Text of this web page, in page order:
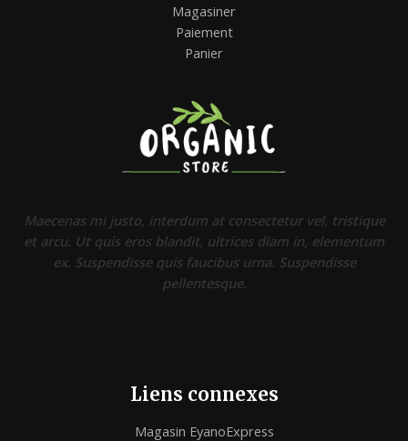
Magasiner
Paiement
Panier
Maecenas mi justo, interdum at consectetur vel, tristique
et arcu. Ut quis eros blandit, ultrices diam in, elementum
ex. Suspendisse quis faucibus urna. Suspendisse
pellentesque.
Liens connexes
Magasin EyanoExpress